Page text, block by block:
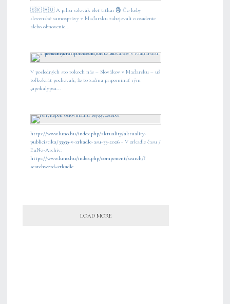
🇸🇰 🇭🇺 A pilisi szlovák élet titkai 🗿 Čo keby
slovenské samosprávy v Maďarsku zabojovali o osadenie
alebo obnovenie...
V posledných sto rokoch nás – Slovákov v Maďarsku – už
toľkokrát pochovali, že to začína pripomínať rým
„apokalypsa...
https://www.luno.hu/index.php/aktuality/aktuality-
publicistika/33939-v-zrkadle-asu-33-2026 - V zrkadle času /
ĽuNo-Archív:
https://www.luno.hu/index.php/component/search/?
searchword=zrkadle
LOAD MORE